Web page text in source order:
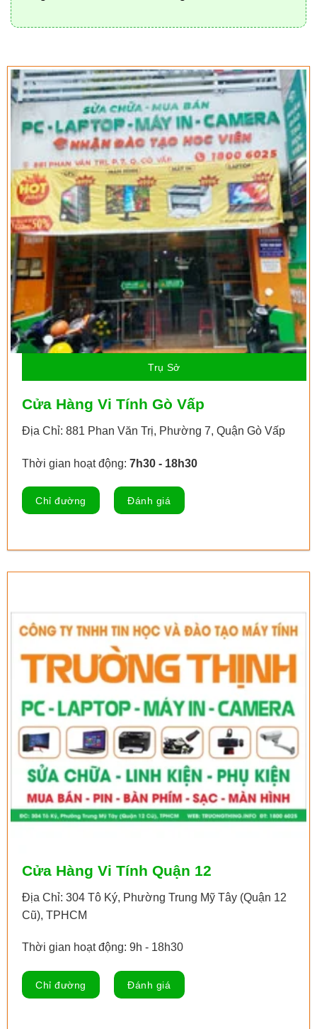
Trụ Sở
Cửa Hàng Vi Tính Gò Vấp
Địa Chỉ: 881 Phan Văn Trị, Phường 7, Quận Gò Vấp
Thời gian hoạt động: 7h30 - 18h30
Chỉ đường Đánh giá
Cửa Hàng Vi Tính Quận 12
Địa Chỉ: 304 Tô Ký, Phường Trung Mỹ Tây (Quận 12
Cũ), TPHCM
Thời gian hoạt động: 9h - 18h30
Chỉ đường Đánh giá